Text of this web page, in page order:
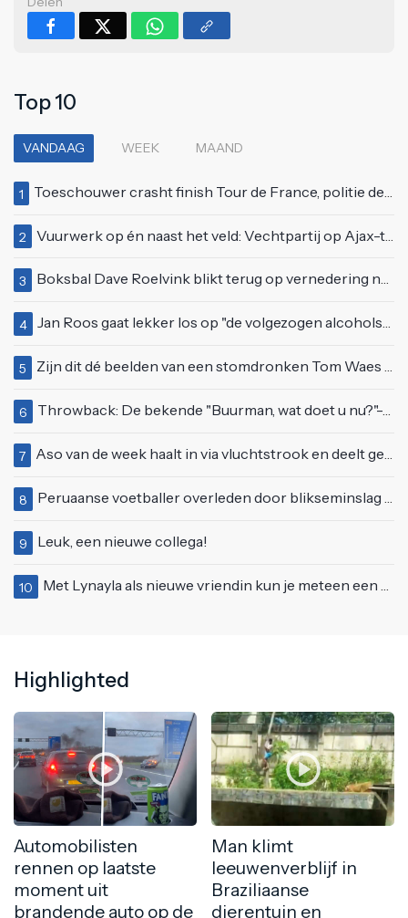
Top 10
VANDAAG WEEK MAAND
1 Toeschouwer crasht finish Tour de France, politie deelt bodycheck uit
2 Vuurwerk op én naast het veld: Vechtpartij op Ajax-tribune tussen supporters en stewards
3 Boksbal Dave Roelvink blikt terug op vernedering na z'n gevecht met Melvin Manhoef
4 Jan Roos gaat lekker los op "de volgezogen alcoholspons" Robert Jensen
5 Zijn dit dé beelden van een stomdronken Tom Waes vlak voordat hij in z'n auto stapte?
6 Throwback: De bekende "Buurman, wat doet u nu?"-scène uit Flodder met Tatjana Šimić
7 Aso van de week haalt in via vluchtstrook en deelt gevaarlijke brake check uit
8 Peruaanse voetballer overleden door blikseminslag tijdens wedstrijd, vijf anderen gewond
9 Leuk, een nieuwe collega!
10 Met Lynayla als nieuwe vriendin kun je meteen een nieuw matras aanschaffen
Highlighted
Automobilisten
rennen op laatste
moment uit
brandende auto op de
Man klimt
leeuwenverblijf in
Braziliaanse
dierentuin en